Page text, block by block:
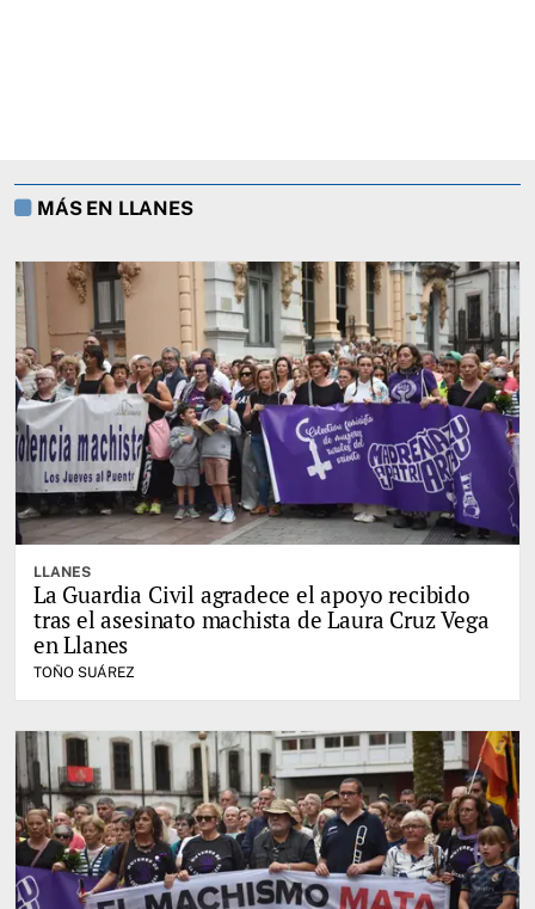
MÁS EN LLANES
LLANES
La Guardia Civil agradece el apoyo recibido
tras el asesinato machista de Laura Cruz Vega
en Llanes
TOÑO SUÁREZ